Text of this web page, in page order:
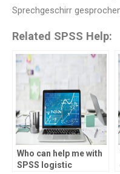
Sprechgeschirr
Related SPSS Help:
Who can help me with
SPSS logistic